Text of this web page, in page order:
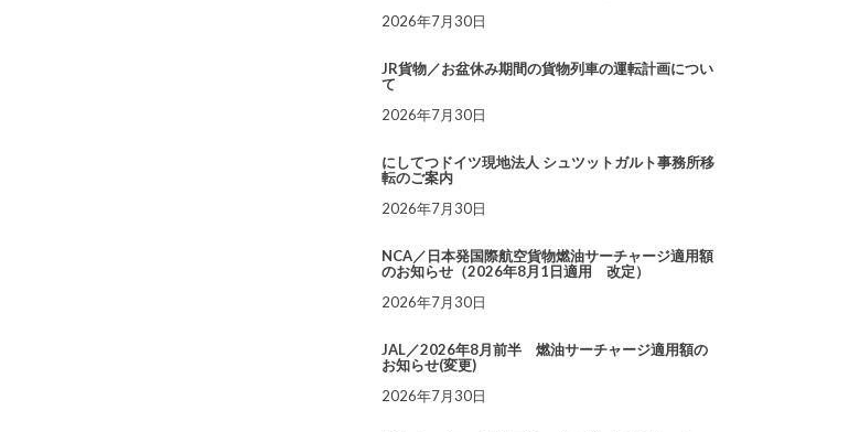
2026年7月30日
JR貨物／お盆休み期間の貨物列車の運転計画につい
て
2026年7月30日
にしてつドイツ現地法人 シュツットガルト事務所移
転のご案内
2026年7月30日
NCA／日本発国際航空貨物燃油サーチャージ適用額
のお知らせ（2026年8月1日適用 改定）
2026年7月30日
JAL／2026年8月前半 燃油サーチャージ適用額の
お知らせ(変更)
2026年7月30日